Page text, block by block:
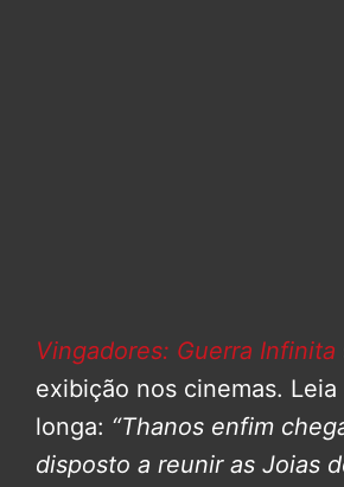
Vingadores: Guerra Infinita
exibição nos cinemas.
longa: “Thanos enfim
disposto a reunir as Joias